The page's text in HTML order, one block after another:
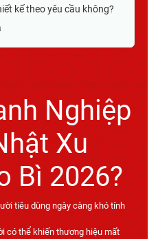
kế theo yêu cầu không?
Nghiệp
Xu
Bì 2026?
tiêu dùng ngày càng khó tính
có thể khiến thương hiệu mất